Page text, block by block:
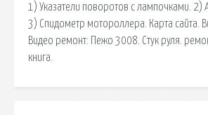
1) Указатели поворотов с лампочками. 2)
3) Спидометр мотороллера. Карта сайта.
Видео ремонт: Пежо 3008. Стук руля.
книга.